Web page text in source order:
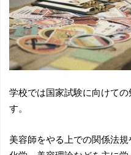
学校では国家試験に向けて
す。
美容師をやる上での関係法規